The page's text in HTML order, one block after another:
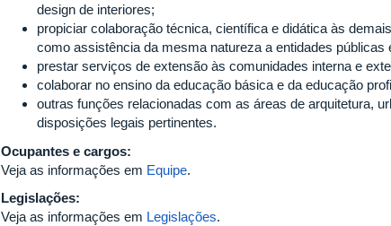
design de interiores;
propiciar colaboração técnica, científica e didática às
como assistência da mesma natureza a entidades públicas
prestar serviços de extensão às comunidades interna e
colaborar no ensino da educação básica e da educação
outras funções relacionadas com as áreas de arquitetura,
disposições legais pertinentes.
Ocupantes e cargos:
Veja as informações em Equipe.
Legislações:
Veja as informações em Legislações.